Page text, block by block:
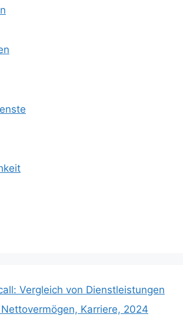
Vergleich von Dienstleistungen
Karriere, 2024